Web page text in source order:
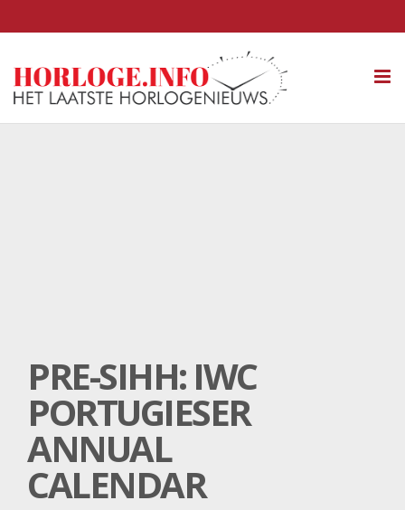
PRE-SIHH: IWC
PORTUGIESER
ANNUAL
CALENDAR